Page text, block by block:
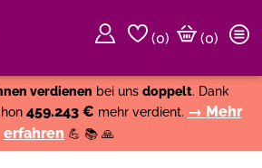
(0)
(0)
verdienen bei uns doppelt. Dank
459.243 € mehr verdient. → Mehr
erfahren 💪 📚 🙏